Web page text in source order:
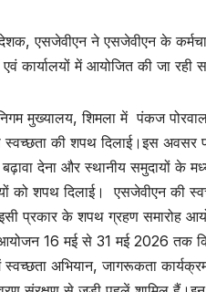
एसजेवीएन ने एसजेवीएन के
एवं कार्यालयों में आयोजित की जा
मुख्यालय, शिमला में पंकज
स्वच्छता की शपथ दिलाई।इस
देना और स्थानीय समुदायों
को शपथ दिलाई। एसजेवीएन की
प्रकार के शपथ ग्रहण समारोह
16 मई से 31 मई 2026 तक
अभियान, जागरूकता